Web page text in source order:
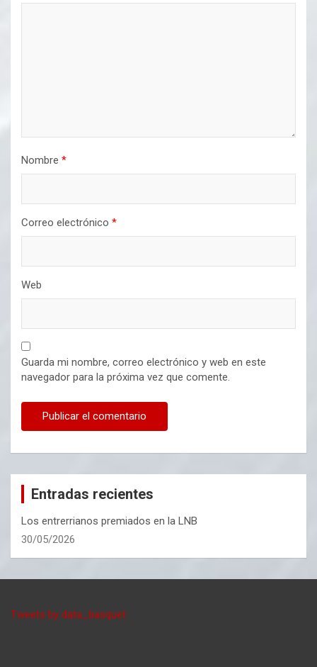
Nombre *
Correo electrónico *
Web
Guarda mi nombre, correo electrónico y web en este
navegador para la próxima vez que comente.
Entradas recientes
Los entrerrianos premiados en la LNB
30/05/2026
Tweets by data_basquet